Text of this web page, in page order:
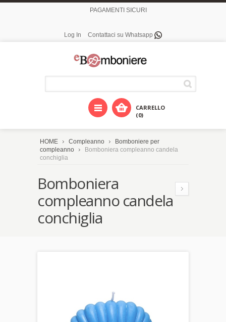
PAGAMENTI SICURI
Log In Contattaci su Whatsapp
CARRELLO
(0)
HOME Compleanno
Bomboniere per
compleanno
Bomboniera compleanno candela
conchiglia
Bomboniera
compleanno candela
conchiglia